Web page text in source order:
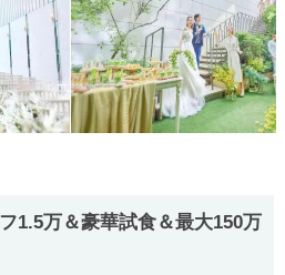
1.5万＆豪華試食＆最大150万